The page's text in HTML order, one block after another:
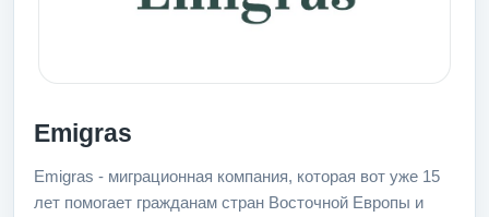
Emigras
Emigras - миграционная компания, которая вот уже 15
лет помогает гражданам стран Восточной Европы и